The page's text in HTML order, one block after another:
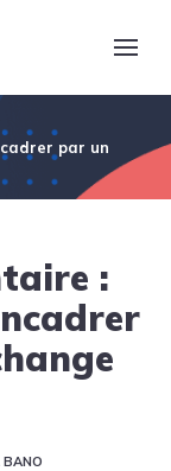
par un
:
BANO